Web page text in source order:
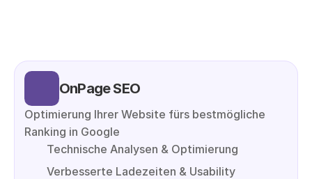
OnPage SEO
Optimierung Ihrer Website fürs bestmögliche
Ranking in Google
Technische Analysen & Optimierung
Verbesserte Ladezeiten & Usability